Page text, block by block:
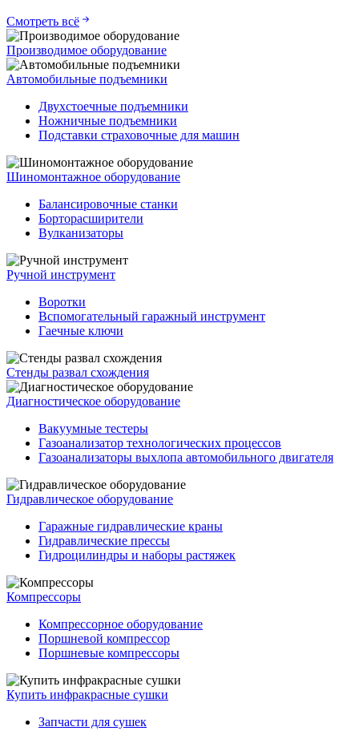
Смотреть всё
Производимое оборудование
Автомобильные подъемники
Двухстоечные подъемники
Ножничные подъемники
Подставки страховочные для машин
Шиномонтажное оборудование
Балансировочные станки
Борторасширители
Вулканизаторы
Ручной инструмент
Воротки
Вспомогательный гаражный инструмент
Гаечные ключи
Стенды развал схождения
Диагностическое оборудование
Вакуумные тестеры
Газоанализатор технологических процессов
Газоанализаторы выхлопа автомобильного двигателя
Гидравлическое оборудование
Гаражные гидравлические краны
Гидравлические прессы
Гидроцилиндры и наборы растяжек
Компрессоры
Компрессорное оборудование
Поршневой компрессор
Поршневые компрессоры
Купить инфракрасные сушки
Запчасти для сушек